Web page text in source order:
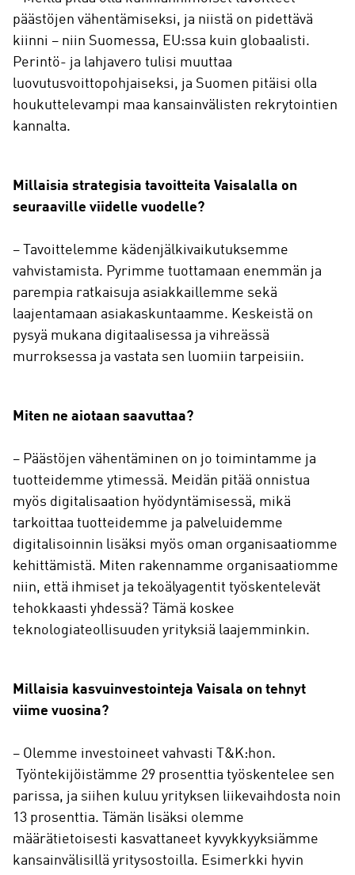
päästöjen vähentämiseksi, ja niistä on pidettävä
kiinni – niin Suomessa, EU:ssa kuin globaalisti.
Perintö- ja lahjavero tulisi muuttaa
luovutusvoittopohjaiseksi, ja Suomen pitäisi olla
houkuttelevampi maa kansainvälisten rekrytointien
kannalta.
Millaisia strategisia tavoitteita Vaisalalla on
seuraaville viidelle vuodelle?
– Tavoittelemme kädenjälkivaikutuksemme
vahvistamista. Pyrimme tuottamaan enemmän ja
parempia ratkaisuja asiakkaillemme sekä
laajentamaan asiakaskuntaamme. Keskeistä on
pysyä mukana digitaalisessa ja vihreässä
murroksessa ja vastata sen luomiin tarpeisiin.
Miten ne aiotaan saavuttaa?
– Päästöjen vähentäminen on jo toimintamme ja
tuotteidemme ytimessä. Meidän pitää onnistua
myös digitalisaation hyödyntämisessä, mikä
tarkoittaa tuotteidemme ja palveluidemme
digitalisoinnin lisäksi myös oman organisaatiomme
kehittämistä. Miten rakennamme organisaatiomme
niin, että ihmiset ja tekoälyagentit työskentelevät
tehokkaasti yhdessä? Tämä koskee
teknologiateollisuuden yrityksiä laajemminkin.
Millaisia kasvuinvestointeja Vaisala on tehnyt
viime vuosina?
– Olemme investoineet vahvasti T&K:hon.
Työntekijöistämme 29 prosenttia työskentelee sen
parissa, ja siihen kuluu yrityksen liikevaihdosta noin
13 prosenttia. Tämän lisäksi olemme
määrätietoisesti kasvattaneet kyvykkyyksiämme
kansainvälisillä yritysostoilla. Esimerkki hyvin